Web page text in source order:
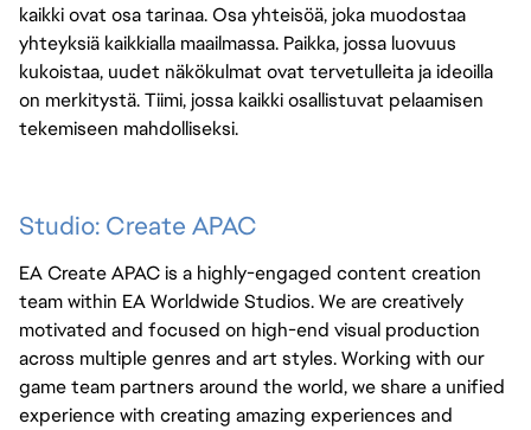
kaikki ovat osa tarinaa. Osa yhteisöä, joka muodostaa
yhteyksiä kaikkialla maailmassa. Paikka, jossa luovuus
kukoistaa, uudet näkökulmat ovat tervetulleita ja ideoilla
on merkitystä. Tiimi, jossa kaikki osallistuvat pelaamisen
tekemiseen mahdolliseksi.
Studio: Create APAC
EA Create APAC is a highly-engaged content creation
team within EA Worldwide Studios. We are creatively
motivated and focused on high-end visual production
across multiple genres and art styles. Working with our
game team partners around the world, we share a unified
experience with creating amazing experiences and